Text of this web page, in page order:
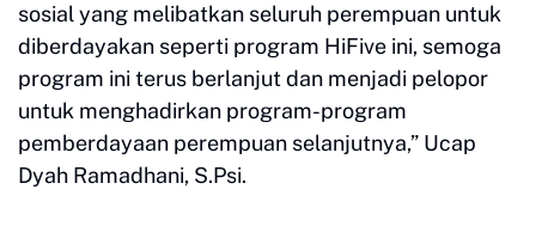
sosial yang melibatkan seluruh perempuan untuk
diberdayakan seperti program HiFive ini, semoga
program ini terus berlanjut dan menjadi pelopor
untuk menghadirkan program-program
pemberdayaan perempuan selanjutnya,” Ucap
Dyah Ramadhani, S.Psi.